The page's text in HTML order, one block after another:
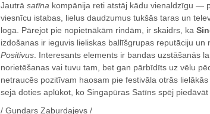
Jautrā satīna kompānija reti atstāj kādu vienaldzīgu —
viesnīcu istabas, lielus daudzumus tukšās taras un
loga. Pārejot pie nopietnākām rindām, ir skaidrs, ka
izdošanas ir ieguvis lieliskas ballīšgrupas reputāciju
Positivus . Interesants elements ir bandas uzstāšanās
norietēšanas vai tuvu tam, bet gan pārbīdīts uz vēlu
netraucēs pozitīvam haosam pie festivāla otrās
sejā doties aplūkot, ko Singapūras Satīns spēj
/ Gundars Zaburdajevs /